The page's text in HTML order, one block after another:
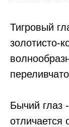
Тигровый
золотисто-
Бычий глаз
отличается